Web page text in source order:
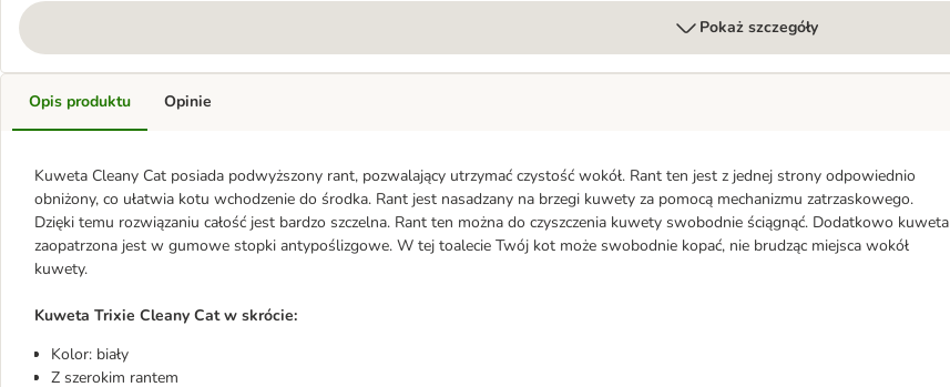
Pokaż szczegóły
Opis produktu
Kuweta Cleany Cat posiada podwyższony rant, pozwalający utrzymać czystość wokół. Rant ten jest z jednej strony odpowiednio
obniżony, co ułatwia kotu wchodzenie do środka. Rant jest nasadzany na brzegi kuwety za pomocą mechanizmu zatrzaskowego.
Dzięki temu rozwiązaniu całość jest bardzo szczelna. Rant ten można do czyszczenia kuwety swobodnie ściągnąć. Dodatkowo kuweta
zaopatrzona jest w gumowe stopki antypoślizgowe. W tej toalecie Twój kot może swobodnie kopać, nie brudząc miejsca wokół
kuwety.
Kuweta Trixie Cleany Cat w skrócie:
Kolor: biały
Z szerokim rantem
Opinie